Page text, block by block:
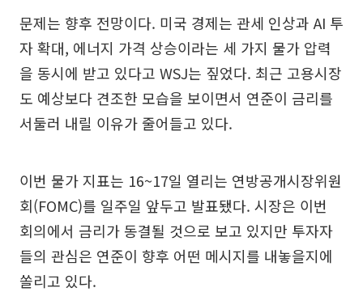
문제는 향후 전망이다. 미국 경제는 관세 인상과 AI 투
자 확대, 에너지 가격 상승이라는 세 가지 물가 압력
을 동시에 받고 있다고 WSJ는 짚었다. 최근 고용시장
도 예상보다 견조한 모습을 보이면서 연준이 금리를
서둘러 내릴 이유가 줄어들고 있다.
이번 물가 지표는 16~17일 열리는 연방공개시장위원
회(FOMC)를 일주일 앞두고 발표됐다. 시장은 이번
회의에서 금리가 동결될 것으로 보고 있지만 투자자
들의 관심은 연준이 향후 어떤 메시지를 내놓을지에
쏠리고 있다.